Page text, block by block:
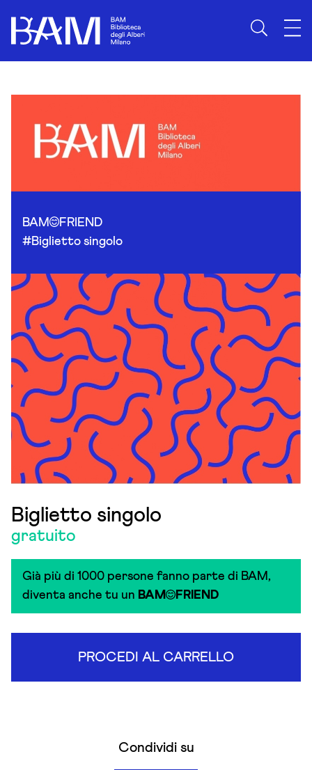
BAM
FRIEND
#Biglietto singolo
Biglietto singolo
gratuito
Già più di 1000 persone fanno parte di BAM,
diventa anche tu un BAM FRIEND
PROCEDI AL CARRELLO
Condividi su